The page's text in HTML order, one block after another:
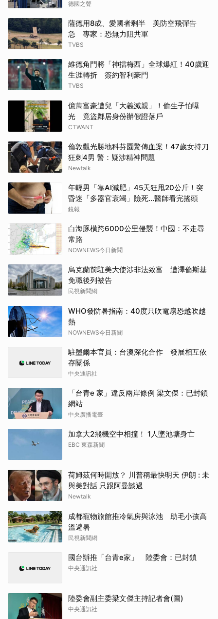
德國之聲
薩德用8成、愛國者剩半 美防空飛彈告
急 專家：恐無力阻共軍
TVBS
維德角門將「神擋梅西」全球爆紅！40歲迎
生涯轉折 簽約智利豪門
TVBS
億萬富豪遭兒「大義滅親」！偷生子怕曝
光 竟盜鄰居身份辦假證落戶
CTWANT
倫敦觀光勝地科芬園驚傳血案！47歲女持刀
狂刺4男 警：疑涉精神問題
Newtalk
年輕男「靠AI減肥」45天狂甩20公斤！突
昏迷「多器官衰竭」險死...醫師看完搖頭
鏡報
白海豚橫跨6000公里侵襲！中國：不走尋
常路
NOWNEWS今日新聞
烏克蘭前駐美大使涉非法致富 遭澤倫斯基
免職後列被告
民視新聞網
WHO發防暑指南：40度只吹電扇恐越吹越
熱
NOWNEWS今日新聞
駐墨爾本官員：台澳深化合作 發展相互依
存關係
中央通訊社
「台青e 家」違反兩岸條例 梁文傑：已封鎖
網站
中央廣播電臺
加拿大2飛機空中相撞！ 1人墜池塘身亡
EBC 東森新聞
荷姆茲何時開放？ 川普稱最快明天 伊朗 : 未
與美對話 只跟阿曼談過
Newtalk
成都寵物旅館推冷氣房與泳池 助毛小孩高
溫避暑
民視新聞網
國台辦推「台青e家」 陸委會：已封鎖
中央通訊社
陸委會副主委梁文傑主持記者會(圖)
中央通訊社